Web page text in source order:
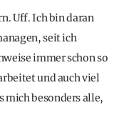
Uff. Ich bin daran
seit ich
immer schon so
und auch viel
mich besonders alle,